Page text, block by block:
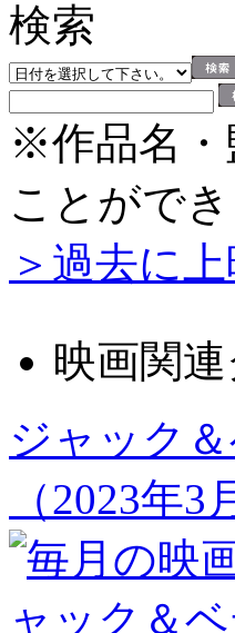
※作品名・
ことができ
＞過去に
映画関
ジャック
（2023年